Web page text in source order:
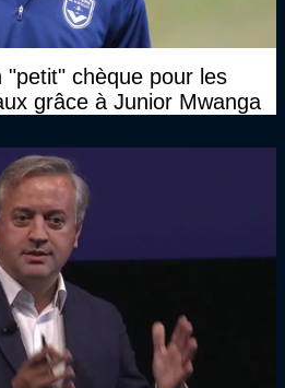
"petit" chèque pour les
grâce à Junior Mwanga